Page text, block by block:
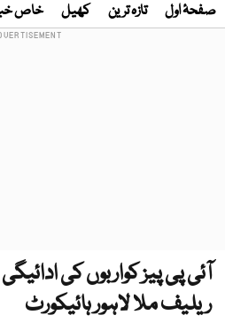
صفحۂ اول تازہ ترین کھیل خاص
آئی پی پیز کواربوں کی
ریلیف ملا لاہور ہائیکورٹ